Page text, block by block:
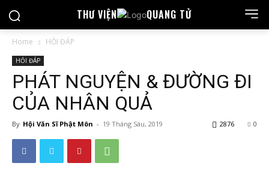
THƯ VIỆN QUANG TỬ
Home HỎI ĐÁP
HỎI ĐÁP
PHÁT NGUYỆN & ĐƯỜNG ĐI
CỦA NHÂN QUẢ
By Hội Văn Sĩ Phật Môn - 19 Tháng Sáu, 2019 0
2876